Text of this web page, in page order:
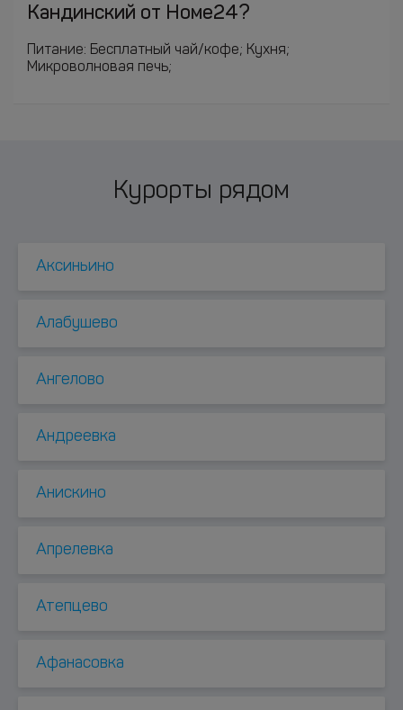
Кандинский от Номе24?
Питание: Бесплатный чай/кофе; Кухня;
Микроволновая печь;
Курорты рядом
Аксиньино
Алабушево
Ангелово
Андреевка
Анискино
Апрелевка
Атепцево
Афанасовка